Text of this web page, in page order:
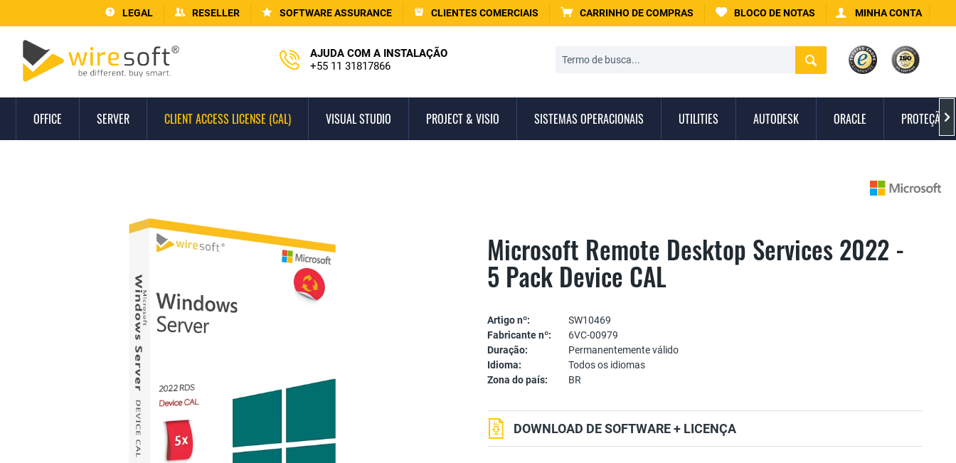
LEGAL RESELLER SOFTWARE ASSURANCE CLIENTES COMERCIAIS CARRINHO DE COMPRAS BLOCO DE NOTAS MINHA CONTA
AJUDA COM A INSTALAÇÃO
+55 11 31817866
OFFICE SERVER CLIENT ACCESS LICENSE (CAL) VISUAL STUDIO PROJECT & VISIO SISTEMAS OPERACIONAIS UTILITIES AUTODESK ORACLE PROTEÇÃO
Microsoft Remote Desktop Services 2022 -
5 Pack Device CAL
Artigo nº:
SW10469
Fabricante nº:
6VC-00979
Duração:
Permanentemente válido
Idioma:
Todos os idiomas
Zona do país:
BR
DOWNLOAD DE SOFTWARE + LICENÇA